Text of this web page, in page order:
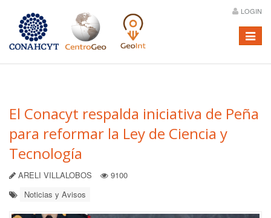
LOGIN
Menú
El Conacyt respalda iniciativa de Peña
para reformar la Ley de Ciencia y
Tecnología
ARELI VILLALOBOS
9100
Noticias y Avisos